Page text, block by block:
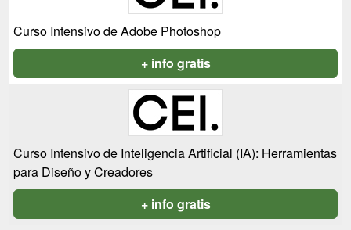
Curso Intensivo de Adobe Photoshop
+ info gratis
Curso Intensivo de Inteligencia Artificial (IA): Herramientas
para Diseño y Creadores
+ info gratis